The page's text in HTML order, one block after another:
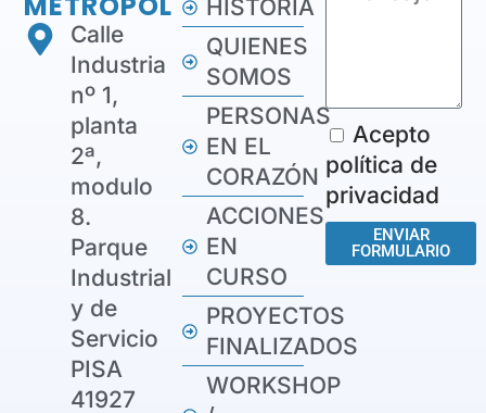
Calle
Industria
nº 1,
planta
2ª,
modulo
8.
Parque
Industrial
y de
Servicio
PISA
41927
HISTORIA
QUIENES
SOMOS
PERSONAS
EN EL
CORAZÓN
ACCIONES
EN
CURSO
PROYECTOS
FINALIZADOS
WORKSHOP
Acepto
política de
privacidad
ENVIAR
FORMULARIO